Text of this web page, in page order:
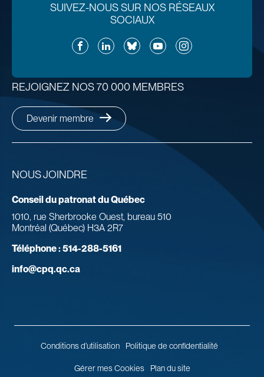
SUIVEZ-NOUS SUR NOS RÉSEAUX
SOCIAUX
FacebookLinkedInBlueskyYouTubeInstagram
NOUS JOINDRE
Conseil du patronat du Québec
1010, rue Sherbrooke Ouest, bureau 510
Montréal (Québec) H3A 2R7
Téléphone :514-288-5161
info@cpq.qc.ca
REJOIGNEZ NOS 70 000 MEMBRES
Devenir membre
Conditions d’utilisation Politique de confidentialité
Gérer mes Cookies Plan du site